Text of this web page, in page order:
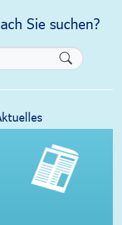
Sie suchen?